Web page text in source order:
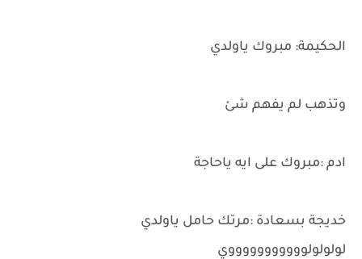
الحكيمة: مبروك ياولدي
وتذهب لم يفهم شئ
ادم :مبروك على ايه ياحاجة
خديجة بسعادة :مرتك حامل ياولدي
لولولولوووووووووووي